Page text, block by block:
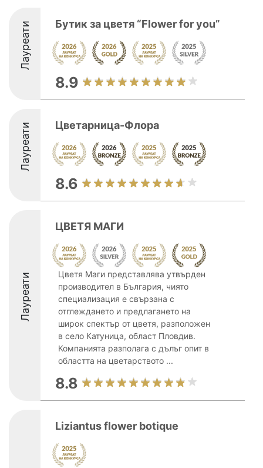
Лауреати Бутик за цветя “Flower for you”
8.9
Лауреати Цветарница-Флора
8.6
Лауреати
ЦВЕТЯ МАГИ
Цветя Маги представлява утвърден
производител в България, чиято
специализация е свързана с
отглеждането и предлагането на
широк спектър от цветя, разположен
в село Катуница, област Пловдив.
Компанията разполага с дълъг опит в
областта на цветарството ...
8.8
Liziantus flower botique